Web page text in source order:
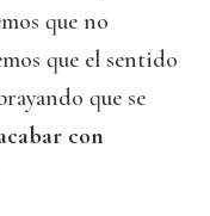
que no
que el sentido
que se
con